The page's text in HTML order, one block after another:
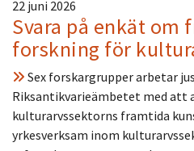
22 juni 2026
Svara på enkät om
forskning för
Sex forskargrupper arbetar
Riksantikvarieämbetet med att
kulturarvssektorns framtida
yrkesverksam inom